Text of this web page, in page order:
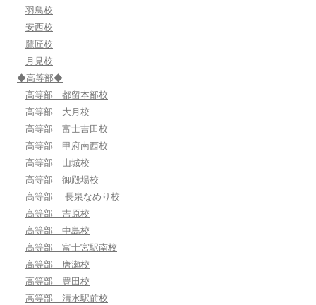
羽鳥校
安西校
鷹匠校
月見校
◆高等部◆
高等部 都留本部校
高等部 大月校
高等部 富士吉田校
高等部 甲府南西校
高等部 山城校
高等部 御殿場校
高等部 長泉なめり校
高等部 吉原校
高等部 中島校
高等部 富士宮駅南校
高等部 唐瀬校
高等部 豊田校
高等部 清水駅前校